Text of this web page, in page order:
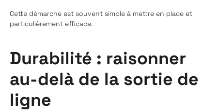
Cette démarche est souvent simple à mettre en place et
particulièrement efficace.
Durabilité : raisonner
au-delà de la sortie de
ligne